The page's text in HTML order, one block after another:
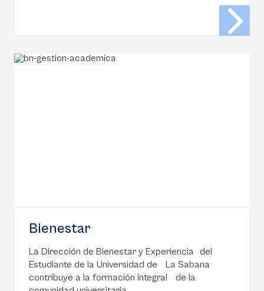
Bienestar
La Dirección de Bienestar y Experiencia del
Estudiante de la Universidad de La Sabana
contribuye a la formación integral de la